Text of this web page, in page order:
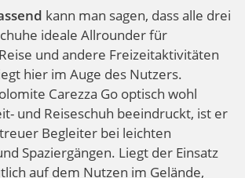
kann man sagen, dass alle drei
ideale Allrounder für
und andere Freizeitaktivitäten
hier im Auge des Nutzers.
Carezza Go optisch wohl
und Reiseschuh beeindruckt, ist er
Begleiter bei leichten
Spaziergängen. Liegt der Einsatz
auf dem Nutzen im Gelände,